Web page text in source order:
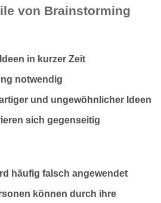
von Brainstorming
in kurzer Zeit
notwendig
und ungewöhnlicher Ideen
sich gegenseitig
häufig falsch angewendet
können durch ihre